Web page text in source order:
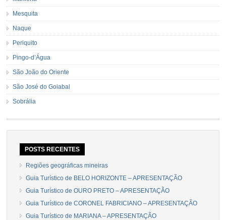
Mesquita
Naque
Periquito
Pingo-d’Água
São João do Oriente
São José do Goiabal
Sobrália
POSTS RECENTES
Regiões geográficas mineiras
Guia Turístico de BELO HORIZONTE – APRESENTAÇÃO
Guia Turístico de OURO PRETO – APRESENTAÇÃO
Guia Turístico de CORONEL FABRICIANO – APRESENTAÇÃO
Guia Turístico de MARIANA – APRESENTAÇÃO